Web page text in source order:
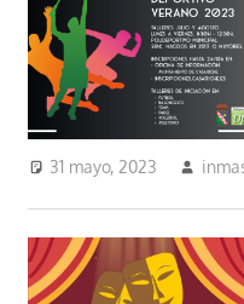
31 mayo, 2023